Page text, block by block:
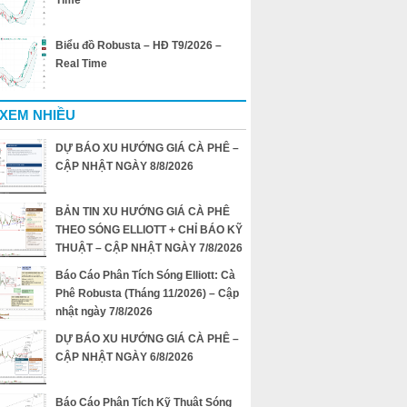
Biểu đồ Robusta – HĐ T9/2026 –
Real Time
NHIỀU
DỰ BÁO XU HƯỚNG GIÁ CÀ PHÊ –
CẬP NHẬT NGÀY 8/8/2026
BẢN TIN XU HƯỚNG GIÁ CÀ PHÊ
THEO SÓNG ELLIOTT + CHỈ BÁO KỸ
THUẬT – CẬP NHẬT NGÀY 7/8/2026
Báo Cáo Phân Tích Sóng Elliott: Cà
Phê Robusta (Tháng 11/2026) – Cập
nhật ngày 7/8/2026
DỰ BÁO XU HƯỚNG GIÁ CÀ PHÊ –
CẬP NHẬT NGÀY 6/8/2026
Báo Cáo Phân Tích Kỹ Thuật Sóng